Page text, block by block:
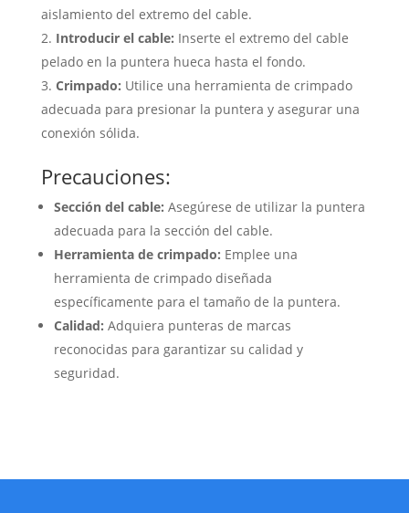
aislamiento del extremo del cable.
Introducir el cable: Inserte el extremo del cable
pelado en la puntera hueca hasta el fondo.
Crimpado: Utilice una herramienta de crimpado
adecuada para presionar la puntera y asegurar una
conexión sólida.
Precauciones:
Sección del cable: Asegúrese de utilizar la puntera
adecuada para la sección del cable.
Herramienta de crimpado: Emplee una
herramienta de crimpado diseñada
específicamente para el tamaño de la puntera.
Calidad: Adquiera punteras de marcas
reconocidas para garantizar su calidad y
seguridad.